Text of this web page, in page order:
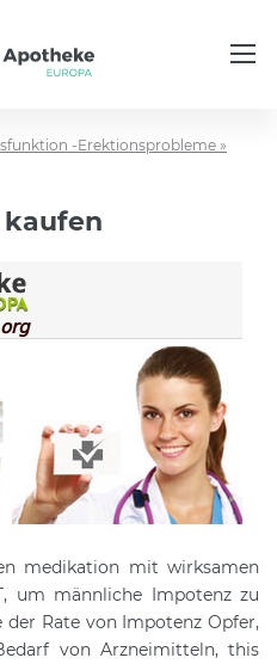
-Erektionsprobleme »
kaufen
medikation mit wirksamen
um männliche Impotenz zu
Rate von Impotenz Opfer,
von Arzneimitteln, this